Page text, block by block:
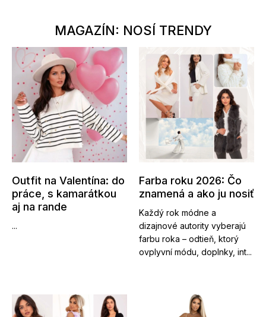
MAGAZÍN: NOSÍ TRENDY
Outfit na Valentína: do
práce, s kamarátkou
aj na rande
...
Farba roku 2026: Čo
znamená a ako ju nosiť
Každý rok módne a
dizajnové autority vyberajú
farbu roka – odtieň, ktorý
ovplyvní módu, doplnky, int...